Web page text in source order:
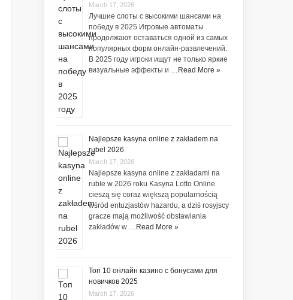
March 17, 2026
Лучшие слоты с высокими шансами на
победу в 2025 Игровые автоматы
продолжают оставаться одной из самых
популярных форм онлайн-развлечений.
В 2025 году игроки ищут не только яркие
визуальные эффекты и … Read More »
Najlepsze kasyna online z zakładem na
rubel 2026
March 17, 2026
Najlepsze kasyna online z zakładami na
ruble w 2026 roku Kasyna Lotto Online
cieszą się coraz większą popularnością
wśród entuzjastów hazardu, a dziś rosyjscy
gracze mają możliwość obstawiania
zakładów w … Read More »
Топ 10 онлайн казино с бонусами для
новичков 2025
March 17, 2026